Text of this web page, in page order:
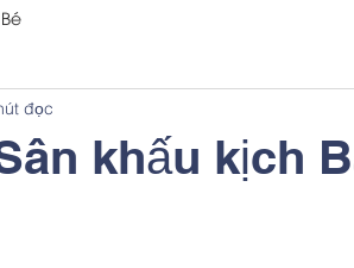
khấu kịch
đọc